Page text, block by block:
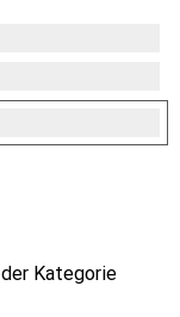
Kategorie